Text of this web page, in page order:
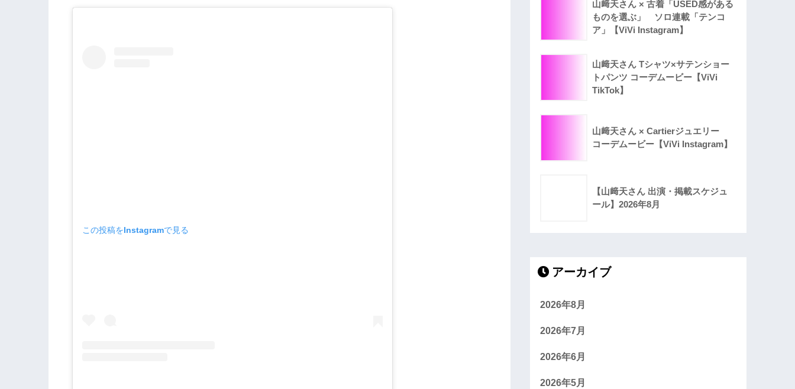
この投稿をInstagramで見る
山﨑天さん × 古着「USED感がある
ものを選ぶ」 ソロ連載「テンコ
ア」【ViVi Instagram】
山﨑天さん Tシャツ×サテンショー
トパンツ コーデムービー【ViVi
TikTok】
山﨑天さん × Cartierジュエリー
コーデムービー【ViVi Instagram】
【山﨑天さん 出演・掲載スケジュ
ール】2026年8月
アーカイブ
2026年8月
2026年7月
2026年6月
2026年5月